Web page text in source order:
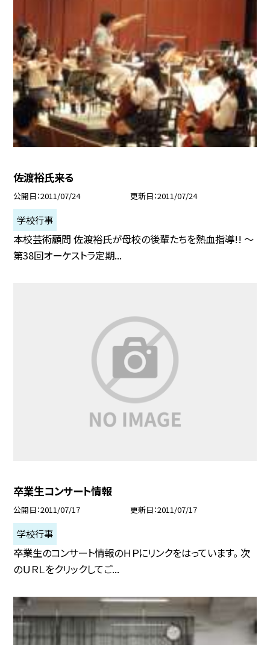
佐渡裕氏来る
公開日 2011/07/24 更新日 2011/07/24
学校行事
本校芸術顧問 佐渡裕氏が母校の後輩たちを熱血指導!! 〜
第38回オーケストラ定期...
卒業生コンサート情報
公開日 2011/07/17 更新日 2011/07/17
学校行事
卒業生のコンサート情報のＨＰにリンクをはっています。 次
のＵＲＬをクリックしてご...